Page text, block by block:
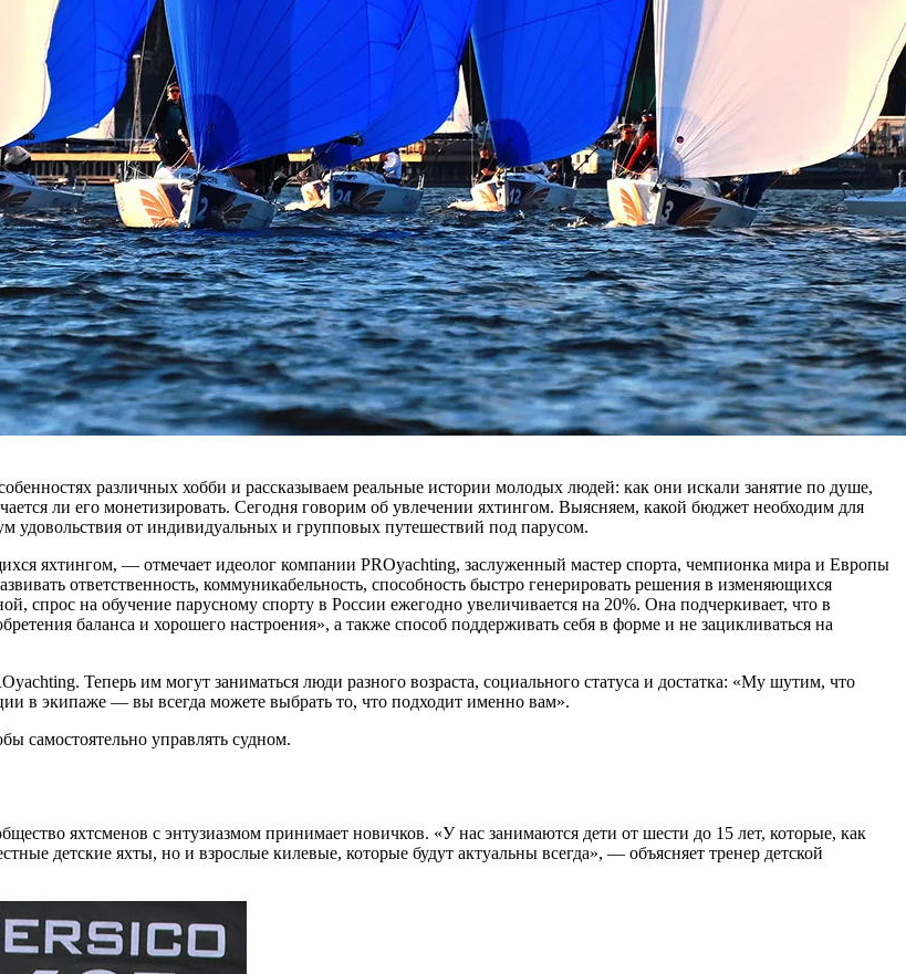
различных хобби и рассказываем реальные истории молодых людей: как они искали занятие по душе,
ли его монетизировать. Сегодня говорим об увлечении яхтингом. Выясняем, какой бюджет необходим для
удовольствия от индивидуальных и групповых путешествий под парусом.
яхтингом, — отмечает идеолог компании PROyachting, заслуженный мастер спорта, чемпионка мира и Европы
ответственность, коммуникабельность, способность быстро генерировать решения в изменяющихся
спрос на обучение парусному спорту в России ежегодно увеличивается на 20%. Она подчеркивает, что в
баланса и хорошего настроения», а также способ поддерживать себя в форме и не зацикливаться на
Теперь им могут заниматься люди разного возраста, социального статуса и достатка: «Му шутим, что
в экипаже — вы всегда можете выбрать то, что подходит именно вам».
самостоятельно управлять судном.
яхтсменов с энтузиазмом принимает новичков. «У нас занимаются дети от шести до 15 лет, которые, как
детские яхты, но и взрослые килевые, которые будут актуальны всегда», — объясняет тренер детской